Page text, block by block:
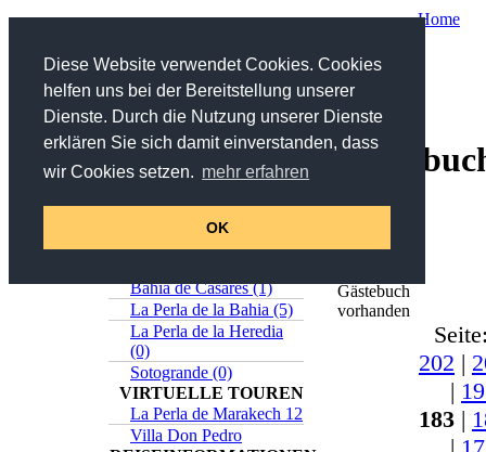
Diese Website verwendet Cookies. Cookies
helfen uns bei der Bereitstellung unserer
Dienste. Durch die Nutzung unserer Dienste
erklären Sie sich damit einverstanden, dass
wir Cookies setzen. mehr erfahren
OK
Home
Suche
in Titel und Beschreibung
Erweiterte Suche
Online-Katalog
Estepona (5)
Bahia de Casares (1)
La Perla de la Bahia (5)
La Perla de la Heredia
(0)
Sotogrande (0)
VIRTUELLE TOUREN
La Perla de Marakech 12
Villa Don Pedro
Einträge
Gästebuch
vorhanden
202 |
|
183 |